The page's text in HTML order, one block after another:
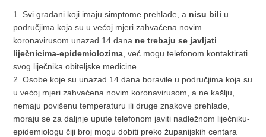
1. Svi građani koji imaju simptome prehlade, a nisu bili u
područjima koja su u većoj mjeri zahvaćena novim
koronavirusom unazad 14 dana ne trebaju se javljati
liječnicima-epidemiolozima , već mogu telefonom kontaktirati
svog liječnika obiteljske medicine.
2. Osobe koje su unazad 14 dana boravile u područjima koja su
u većoj mjeri zahvaćena novim koronavirusom, a ne kašlju,
nemaju povišenu temperaturu ili druge znakove prehlade,
moraju se za daljnje upute telefonom javiti nadležnom liječniku-
epidemiologu čiji broj mogu dobiti preko županijskih centara